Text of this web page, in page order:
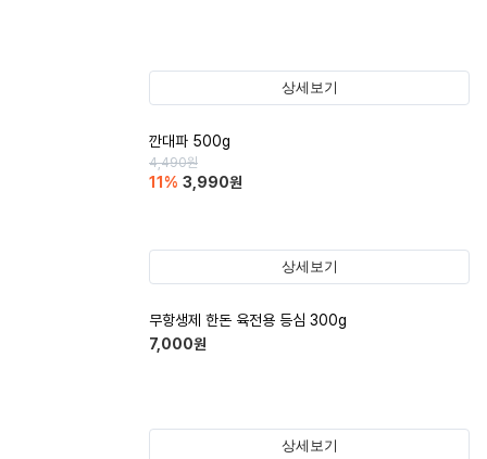
상세보기
깐대파 500g
4,490원
11 % 3,990원
상세보기
무항생제 한돈 육전용 등심 300g
7,000원
상세보기